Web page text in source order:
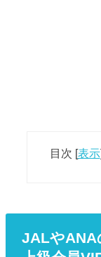
目次 [表示
JALやANA